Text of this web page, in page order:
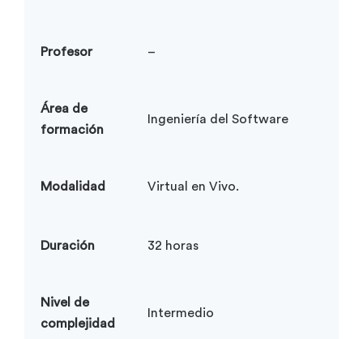
Profesor –
Área de
formación
Ingeniería del Software
Modalidad Virtual en Vivo.
Duración 32 horas
Nivel de
complejidad
Intermedio